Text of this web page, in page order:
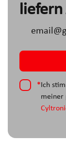
*Ich
meiner